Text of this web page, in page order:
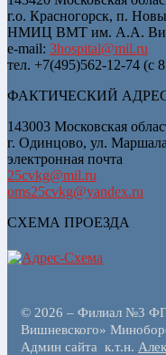
г.о. Красногорск, п.
НМИЦ ВМТ им. А.А.
e-mail: 3hospital@mil.ru
тел. +7(495)562-12-74 (с
ФАКТИЧЕСКИЙ
143003 Московская
г. Одинцово, ул.
электронная почта
25cvkg@mil.ru
oms25cvkg@yandex.ru
СХЕМА ПРОЕЗДА
© 2026 – Филиал №3
Вишневского»
Админ сайта к.т.н.